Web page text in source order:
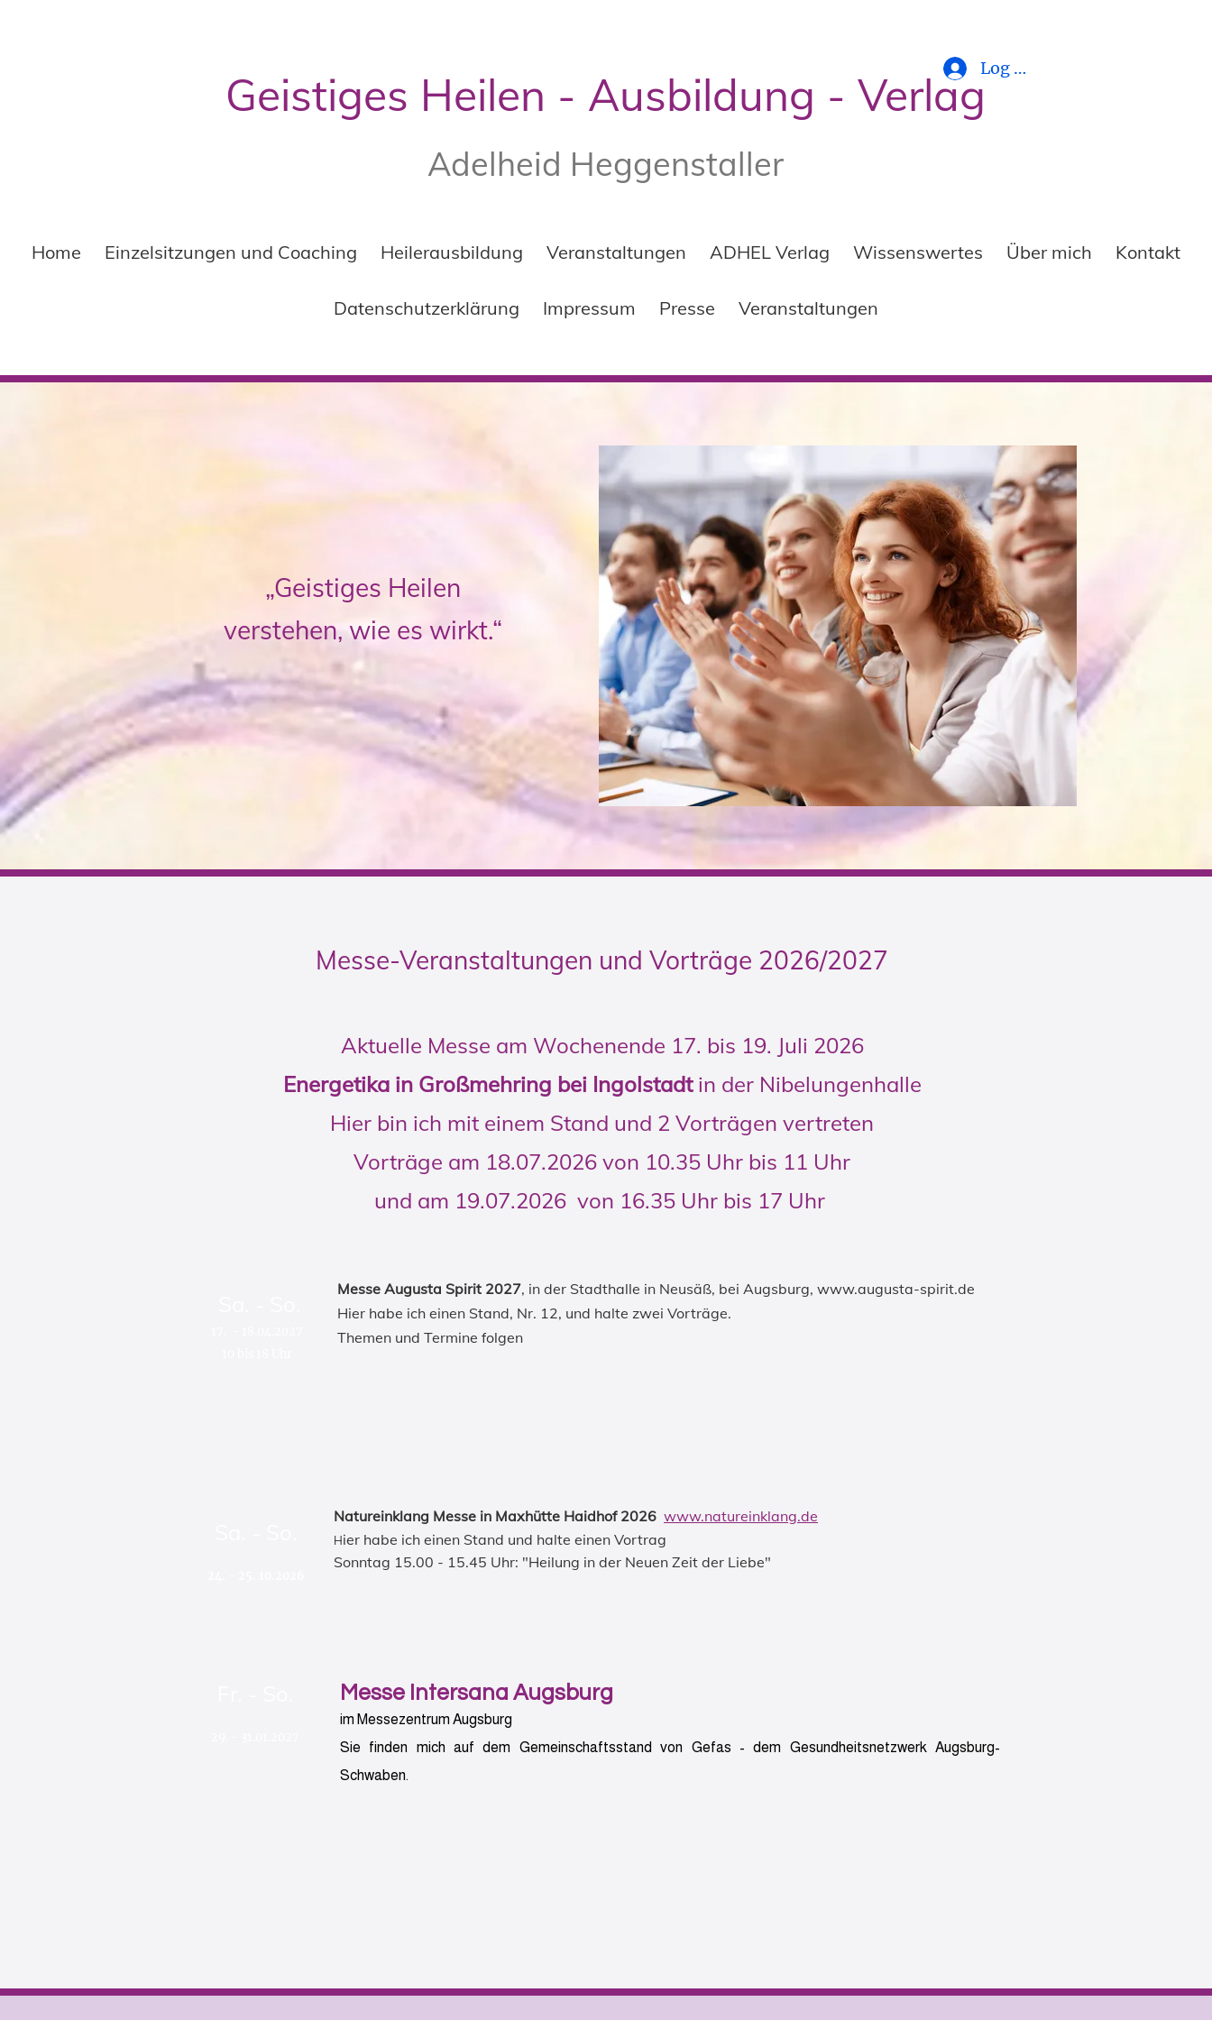
Geistiges Heilen - Ausbildung - Verlag
Adelheid Heggenstaller
Home Einzelsitzungen und Coaching Heilerausbildung Veranstaltungen ADHEL Verlag Wissenswertes Über mich Kontakt
Datenschutzerklärung Impressum Presse Veranstaltungen
Log In
„Geistiges Heilen
verstehen, wie es wirkt.“
Messe-Veranstaltungen und Vorträge 2026/2027
Aktuelle Messe am Wochenende 17. bis 19. Juli 2026
Energetika in Großmehring bei Ingolstadt in der Nibelungenhalle
Hier bin ich mit einem Stand und 2 Vorträgen vertreten
Vorträge am 18.07.2026 von 10.35 Uhr bis 11 Uhr
und am 19.07.2026 von 16.35 Uhr bis 17 Uhr
Messe Augusta Spirit 2027, in der Stadthalle in Neusäß, bei Augsburg, www.augusta-spirit.de
Hier habe ich einen Stand, Nr. 12, und halte zwei Vorträge.
Themen und Termine folgen
Natureinklang Messe in Maxhütte Haidhof 2026 www.natureinklang.de
Hier habe ich einen Stand und halte einen Vortrag
Sonntag 15.00 - 15.45 Uhr: "Heilung in der Neuen Zeit der Liebe"
Messe Intersana Augsburg
im Messezentrum Augsburg
Sie finden mich auf dem Gemeinschaftsstand von Gefas - dem Gesundheitsnetzwerk Augsburg-
Schwaben.